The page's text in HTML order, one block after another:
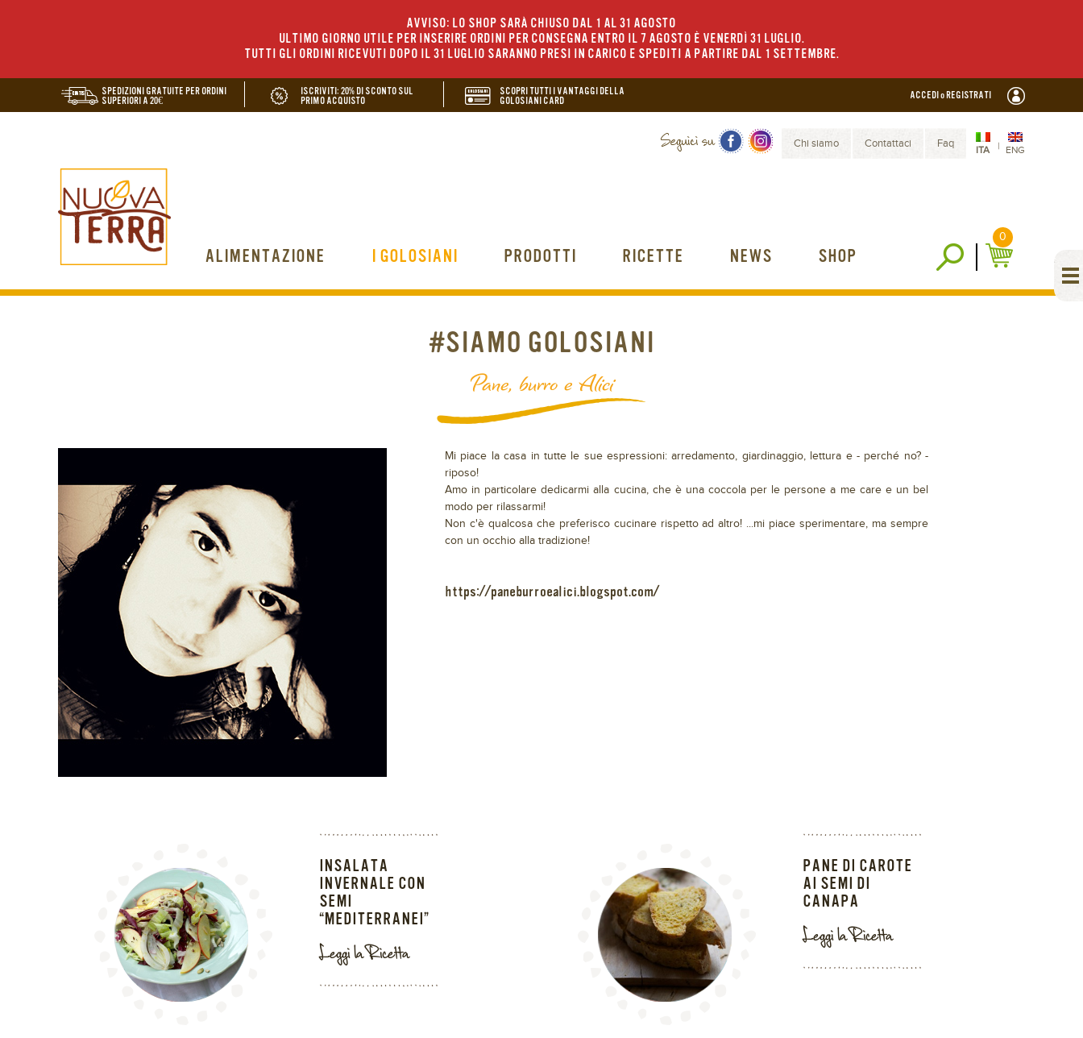
AVVISO: LO SHOP SARÀ CHIUSO DAL 1 AL 31 AGOSTO
ULTIMO GIORNO UTILE PER INSERIRE ORDINI PER CONSEGNA ENTRO IL 7 AGOSTO È VENERDÌ 31 LUGLIO.
TUTTI GLI ORDINI RICEVUTI DOPO IL 31 LUGLIO SARANNO PRESI IN CARICO E SPEDITI A PARTIRE DAL 1 SETTEMBRE.
SPEDIZIONI GRATUITE PER ORDINI
SUPERIORI A 20€
ISCRIVITI: 20% DI SCONTO SUL
PRIMO ACQUISTO
SCOPRI TUTTI I VANTAGGI DELLA
GOLOSIANI CARD
ACCEDI o REGISTRATI
ITA | ENG
Chi siamo Contattaci Faq
ALIMENTAZIONE I GOLOSIANI PRODOTTI RICETTE NEWS SHOP
0
#SIAMO GOLOSIANI
Pane, burro e Alici
Mi piace la casa in tutte le sue espressioni: arredamento, giardinaggio, lettura e - perché no? -
riposo!
Amo in particolare dedicarmi alla cucina, che è una coccola per le persone a me care e un bel
modo per rilassarmi!
Non c'è qualcosa che preferisco cucinare rispetto ad altro! ...mi piace sperimentare, ma sempre
con un occhio alla tradizione!
https://paneburroealici.blogspot.com/
INSALATA
INVERNALE CON
SEMI
“MEDITERRANEI”
Leggi la Ricetta
PANE DI CAROTE
AI SEMI DI
CANAPA
Leggi la Ricetta